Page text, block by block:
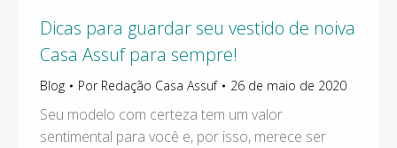
Dicas para guardar seu vestido de noiva
Casa Assuf para sempre!
Blog Por Redação Casa Assuf 26 de maio de 2020
Seu modelo com certeza tem um valor
sentimental para você e, por isso, merece ser